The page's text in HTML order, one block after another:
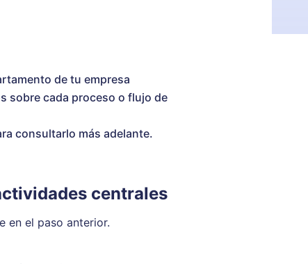
de tu empresa
sobre cada proceso o flujo de
consultarlo más adelante.
centrales
en el paso anterior.